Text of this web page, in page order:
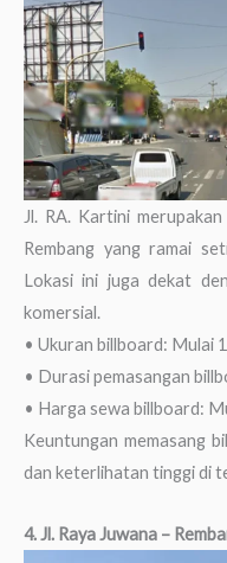
Jl. RA. Kartini
Rembang yang ramai
Lokasi ini juga dekat
komersial.
• Ukuran billboard: Mulai
• Durasi pemasangan
• Harga sewa billboard:
Keuntungan memasang
dan keterlihatan tinggi di
4. Jl. Raya Juwana –